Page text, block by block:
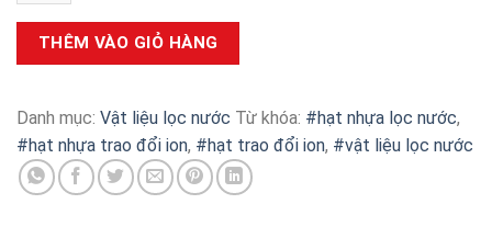
MC08
Hàn
số
lượng
THÊM VÀO GIỎ HÀNG
Danh mục: Vật liệu lọc nước Từ khóa: #hạt nhựa lọc nước,
#hạt nhựa trao đổi ion, #hạt trao đổi ion, #vật liệu lọc nước